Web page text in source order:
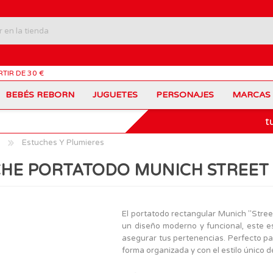
DE 30 €
BEBÉS REBORN JUGUETES
Carros Portamochilas
Muñecas
Patinetes
PERSONAJES
Bob Esponja
Sonic
The Beasties
MARCAS
Barbie
VTech
MARCAS
Estuches Y Plumieres
PORTATODO MUNICH STREET
El portatodo rectangular Munich
un diseño moderno y funcional, este
asegurar tus pertenencias. Perfecto
forma organizada y con el estilo único